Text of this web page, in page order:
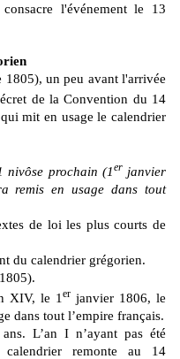
l'événement le 13
un peu avant l'arrivée
de la Convention du 14
mit en usage le calendrier
nivôse prochain (1erjanvier
remis en usage dans tout
de loi les plus courts de
du calendrier grégorien.
XIV, le 1 er janvier 1806, le
dans tout l’empire français.
L’an I n’ayant pas été
remonte au 14